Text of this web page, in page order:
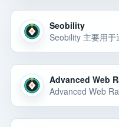
Seobility
Advanced Web